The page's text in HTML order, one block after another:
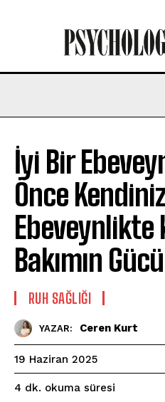
İyi Bir
Önce
Ebeveynlikte
Bakımın Gücü
⁠RUH SAĞLIĞI
YAZAR: Ceren Kurt
19 Haziran 2025
4 dk. okuma süresi